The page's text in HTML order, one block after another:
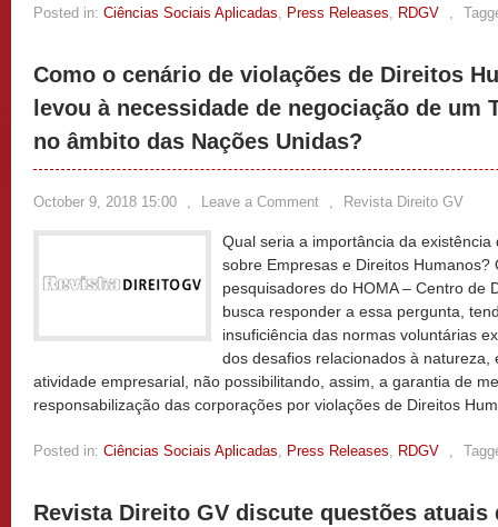
Posted in: Ciências Sociais Aplicadas, Press Releases, RDGV ,
Como o cenário de violações de Direitos
levou à necessidade de negociação de um
no âmbito das Nações Unidas?
October 9, 2018 15:00 , Leave a Comment , Revista Direito GV
Qual seria a importância da
sobre Empresas e Direitos
pesquisadores do HOMA – Centro de
busca responder a essa pergunta,
insuficiência das normas voluntárias
dos desafios relacionados à
atividade empresarial, não possibilitando, assim, a garantia de
responsabilização das corporações por violações de Direitos
Posted in: Ciências Sociais Aplicadas, Press Releases, RDGV ,
Revista Direito GV discute questões atuais